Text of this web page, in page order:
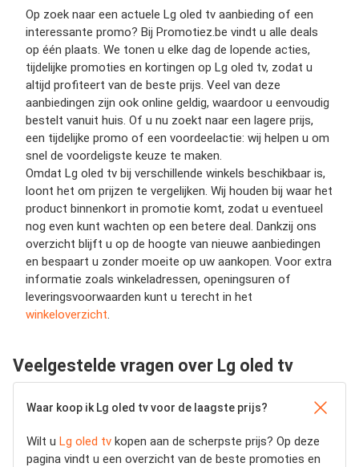
Op zoek naar een actuele Lg oled tv aanbieding of een
interessante promo? Bij Promotiez.be vindt u alle deals
op één plaats. We tonen u elke dag de lopende acties,
tijdelijke promoties en kortingen op Lg oled tv, zodat u
altijd profiteert van de beste prijs. Veel van deze
aanbiedingen zijn ook online geldig, waardoor u eenvoudig
bestelt vanuit huis. Of u nu zoekt naar een lagere prijs,
een tijdelijke promo of een voordeelactie: wij helpen u om
snel de voordeligste keuze te maken.
Omdat Lg oled tv bij verschillende winkels beschikbaar is,
loont het om prijzen te vergelijken. Wij houden bij waar het
product binnenkort in promotie komt, zodat u eventueel
nog even kunt wachten op een betere deal. Dankzij ons
overzicht blijft u op de hoogte van nieuwe aanbiedingen
en bespaart u zonder moeite op uw aankopen. Voor extra
informatie zoals winkeladressen, openingsuren of
leveringsvoorwaarden kunt u terecht in het
winkeloverzicht
Veelgestelde vragen over Lg oled tv
Waar koop ik Lg oled tv voor de laagste prijs?
Wilt u Lg oled tv kopen aan de scherpste prijs? Op deze
pagina vindt u een overzicht van de beste promoties en